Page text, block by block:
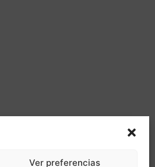
Ver preferencias